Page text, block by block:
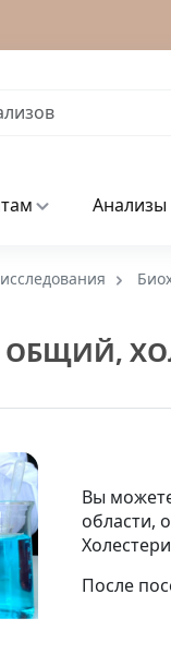
ОБЩИЙ,
Вы
области,
После